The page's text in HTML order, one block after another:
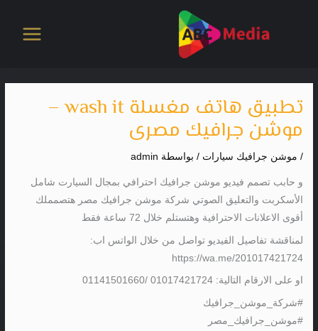
تطبيق هاتف مغسلة wash it –
موشن جرافيك مصرى
/ موشن جرافيك سيارات / بواسطة admin
و حابب تصمم فيديو موشن جرافيك احترافي بمجال السيارت شامل
الأسكربت والتعليق الصوتي شركة موشن جرافيك مصر هتصمملك
أقوى الاعلانات الاحترافية وهتستلم خلال 72 ساعة فقط
لمناقشة تفاصيل الفيديو تواصل من خلال الواتس اب:
https://wa.me/201017421724
او على الارقام التالية: 01017421724 /01141501660
#شركة_موشن_جرافيك
#موشن_جرافيك_مصر